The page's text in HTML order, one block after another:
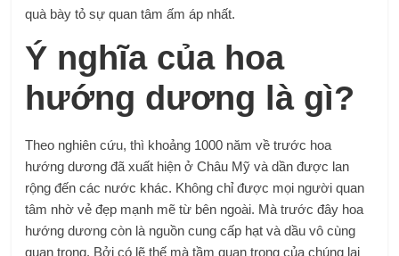
quà bày tỏ sự quan tâm ấm áp nhất.
Ý nghĩa của hoa
hướng dương là gì?
Theo nghiên cứu, thì khoảng 1000 năm về trước hoa
hướng dương đã xuất hiện ở Châu Mỹ và dần được lan
rộng đến các nước khác. Không chỉ được mọi người quan
tâm nhờ vẻ đẹp mạnh mẽ từ bên ngoài. Mà trước đây hoa
hướng dương còn là nguồn cung cấp hạt và dầu vô cùng
quan trọng. Bởi có lẽ thế mà tầm quan trọng của chúng lại